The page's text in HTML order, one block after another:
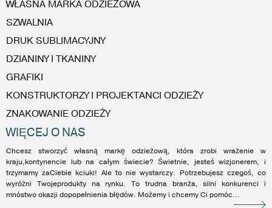
WŁASNA MARKA ODZIEŻOWA
SZWALNIA
DRUK SUBLIMACYJNY
DZIANINY I TKANINY
GRAFIKI
KONSTRUKTORZY I PROJEKTANCI ODZIEŻY
ZNAKOWANIE ODZIEŻY
WIĘCEJ O NAS
Chcesz stworzyć własną markę odzieżową, która zrobi wrażenie w
kraju,kontynencie lub na całym świecie? Świetnie, jesteś wizjonerem, i
trzymamy zaCiebie kciuki! Ale to nie wystarczy. Potrzebujesz czegoś, co
wyróżni Twojeprodukty na rynku. To trudna branża, silni konkurenci i
mnóstwo okazji dopopełnienia błędów. Możemy i chcemy Ci pomóc...